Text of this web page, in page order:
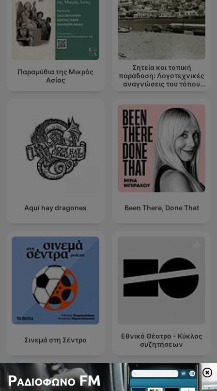
Παραμύθια της Μικράς
Ασίας
Σητεία και τοπική
παράδοση: Λογοτεχνικές
αναγνώσεις του τόπου
Aquí hay dragones Been There, Done That
Σινεμά στη Σέντρα
Εθνικό Θέατρο - Κύκλος
συζητήσεων